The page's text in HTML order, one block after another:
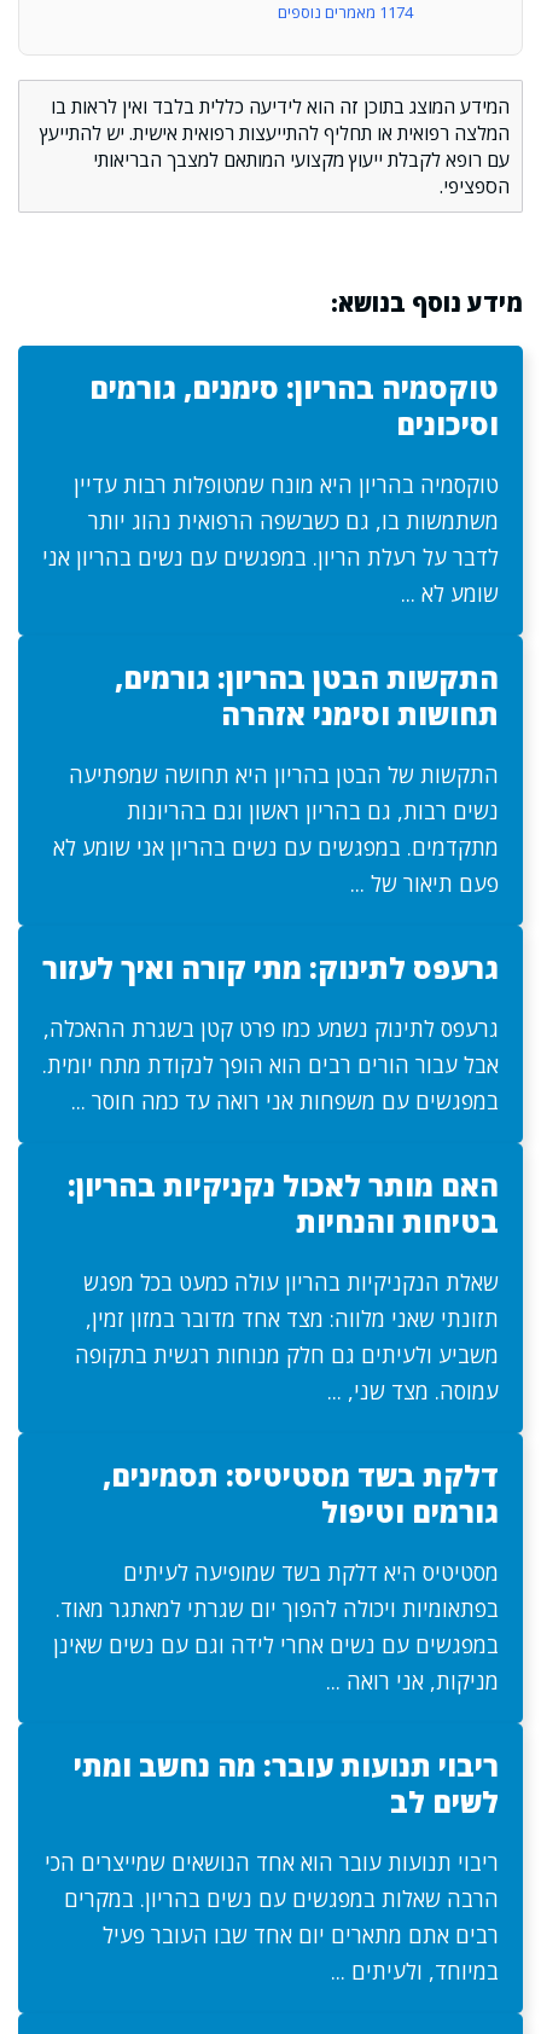
1174 מאמרים נוספים
המידע המוצג בתוכן זה הוא לידיעה כללית בלבד ואין לראות בו
המלצה רפואית או תחליף להתייעצות רפואית אישית. יש להתייעץ
עם רופא לקבלת ייעוץ מקצועי המותאם למצבך הבריאותי
הספציפי.
מידע נוסף בנושא:
טוקסמיה בהריון: סימנים, גורמים
וסיכונים
טוקסמיה בהריון היא מונח שמטופלות רבות עדיין
משתמשות בו, גם כשבשפה הרפואית נהוג יותר
לדבר על רעלת הריון. במפגשים עם נשים בהריון אני
שומע לא ...
התקשות הבטן בהריון: גורמים,
תחושות וסימני אזהרה
התקשות של הבטן בהריון היא תחושה שמפתיעה
נשים רבות, גם בהריון ראשון וגם בהריונות
מתקדמים. במפגשים עם נשים בהריון אני שומע לא
פעם תיאור של ...
גרעפס לתינוק: מתי קורה ואיך לעזור
גרעפס לתינוק נשמע כמו פרט קטן בשגרת ההאכלה,
אבל עבור הורים רבים הוא הופך לנקודת מתח יומית.
במפגשים עם משפחות אני רואה עד כמה חוסר ...
האם מותר לאכול נקניקיות בהריון:
בטיחות והנחיות
שאלת הנקניקיות בהריון עולה כמעט בכל מפגש
תזונתי שאני מלווה: מצד אחד מדובר במזון זמין,
משביע ולעיתים גם חלק מנוחות רגשית בתקופה
עמוסה. מצד שני, ...
דלקת בשד מסטיטיס: תסמינים,
גורמים וטיפול
מסטיטיס היא דלקת בשד שמופיעה לעיתים
בפתאומיות ויכולה להפוך יום שגרתי למאתגר מאוד.
במפגשים עם נשים אחרי לידה וגם עם נשים שאינן
מניקות, אני רואה ...
ריבוי תנועות עובר: מה נחשב ומתי
לשים לב
ריבוי תנועות עובר הוא אחד הנושאים שמייצרים הכי
הרבה שאלות במפגשים עם נשים בהריון. במקרים
רבים אתם מתארים יום אחד שבו העובר פעיל
במיוחד, ולעיתים ...